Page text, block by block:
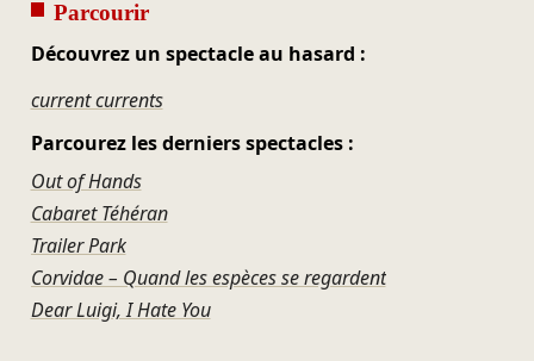
Parcourir
Découvrez un spectacle au hasard :
current currents
Parcourez les derniers spectacles :
Out of Hands
Cabaret Téhéran
Trailer Park
Corvidae – Quand les espèces se regardent
Dear Luigi, I Hate You